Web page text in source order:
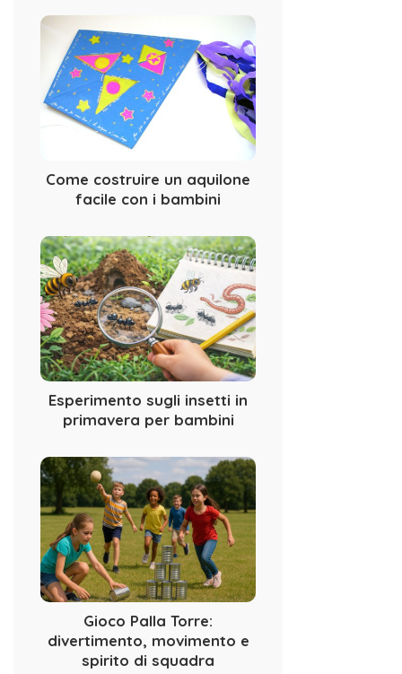
Come costruire un aquilone
facile con i bambini
Esperimento sugli insetti in
primavera per bambini
Gioco Palla Torre:
divertimento, movimento e
spirito di squadra